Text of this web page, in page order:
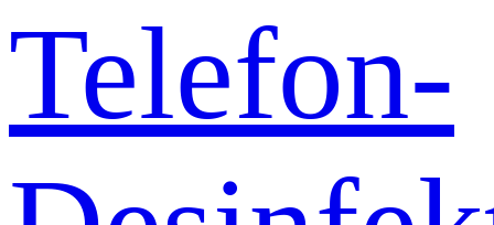
Telefon-